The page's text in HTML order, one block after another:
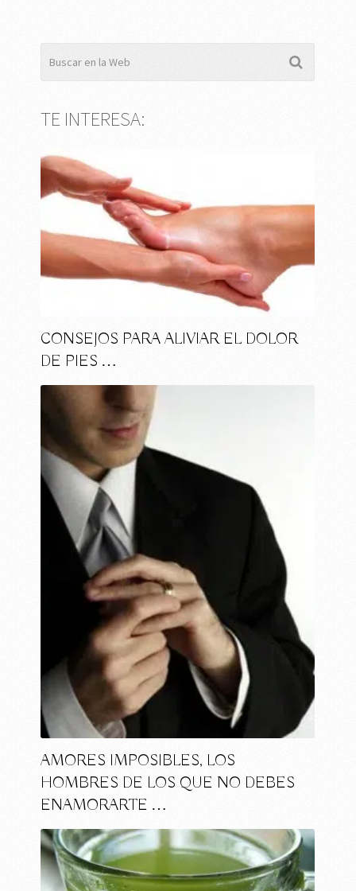
TE INTERESA:
CONSEJOS PARA ALIVIAR EL DOLOR
DE PIES …
AMORES IMPOSIBLES, LOS
HOMBRES DE LOS QUE NO DEBES
ENAMORARTE …